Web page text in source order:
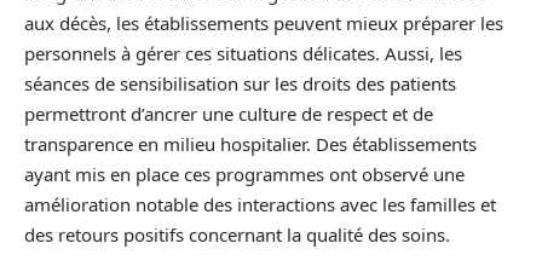
aux décès, les établissements peuvent mieux préparer les
personnels à gérer ces situations délicates. Aussi, les
séances de sensibilisation sur les droits des patients
permettront d’ancrer une culture de respect et de
transparence en milieu hospitalier. Des établissements
ayant mis en place ces programmes ont observé une
amélioration notable des interactions avec les familles et
des retours positifs concernant la qualité des soins.